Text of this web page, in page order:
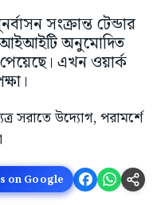
সংক্রান্ত টেন্ডার
আইআইটি অনুমোদিত
এখন ওয়ার্ক
on Google